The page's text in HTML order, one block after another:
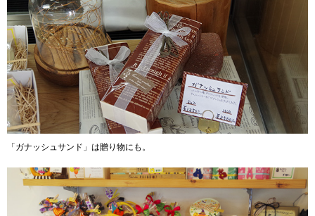
「ガナッシュサンド」は贈り物にも。